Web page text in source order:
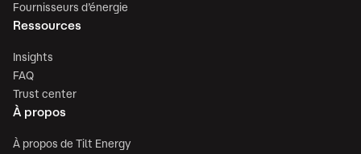
Fournisseurs d’énergie
Ressources
Insights
FAQ
Trust center
À propos
À propos de Tilt Energy